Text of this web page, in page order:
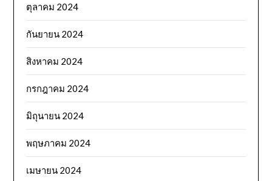
ตุลาคม 2024
กันยายน 2024
สิงหาคม 2024
กรกฎาคม 2024
มิถุนายน 2024
พฤษภาคม 2024
เมษายน 2024